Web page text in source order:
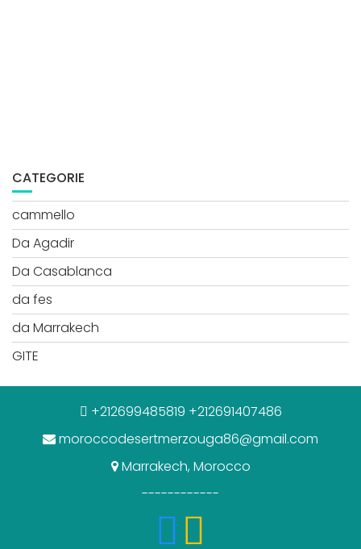
CATEGORIE
cammello
Da Agadir
Da Casablanca
da fes
da Marrakech
GITE
+212699485819 +212691407486
moroccodesertmerzouga86@gmail.com
Marrakech, Morocco
------------